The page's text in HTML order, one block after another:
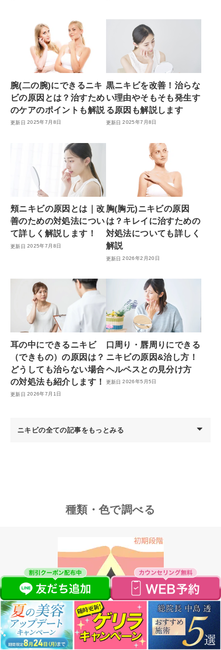
腕(二の腕)にできるニキ
ビの原因とは？治すため
のケアのポイントも解説
2025年7月8日
黒ニキビを改善！治らな
い理由やそもそも発生す
る原因も解説します
2025年7月8日
頬ニキビの原因とは｜改
善のための対処法につい
て詳しく解説します！
2025年7月8日
胸(胸元)ニキビの原因
は？キレイに治すための
対処法についても詳しく
解説
2026年2月20日
耳の中にできるニキビ
（できもの）の原因は？
どうしても治らない場合
の対処法も紹介します！
2026年7月1日
口周り・唇周りにできる
ニキビの原因&治し方！
ヘルペスとの見分け方
2026年5月5日
ニキビの全ての記事をもっとみる
ニキビ跡の赤みの治し
方&消す方法は？市販
2025年5月16日
皮膚科・美容外科クリ
ニックのニキビ跡の治
を紹介！
2025年7月8日
ニキビ跡の種類はどん ニキビ跡を治す方法と
種類・色で調べる
レベル1★
白ニキビ